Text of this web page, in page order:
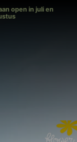
2025: 04 april tot